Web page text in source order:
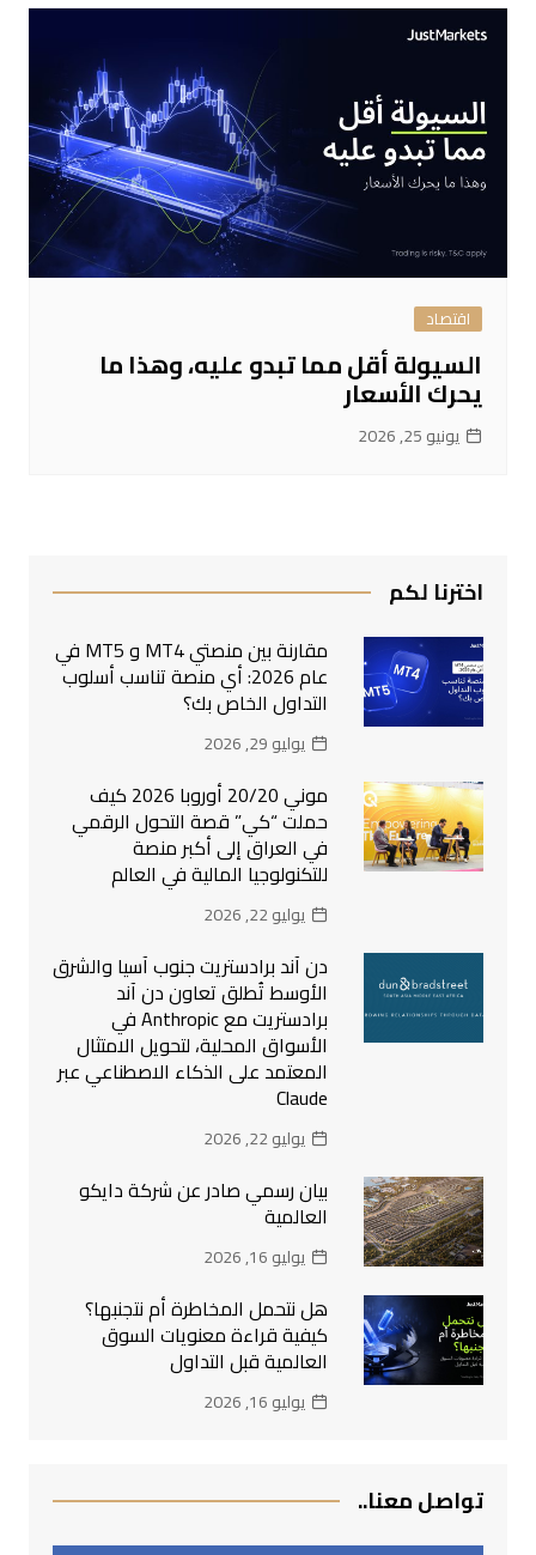
اقتصاد
السيولة أقل مما تبدو عليه، وهذا ما
يحرك الأسعار
يونيو 25, 2026
اخترنا لكم
مقارنة بين منصتي MT4 و MT5 في
عام 2026: أي منصة تناسب أسلوب
التداول الخاص بك؟
يوليو 29, 2026
موني 20/20 أوروبا 2026 كيف
حملت “كي” قصة التحول الرقمي
في العراق إلى أكبر منصة
للتكنولوجيا المالية في العالم
يوليو 22, 2026
دن آند برادستريت جنوب آسيا والشرق
الأوسط تُطلق تعاون دن آند
برادستريت مع Anthropic في
الأسواق المحلية، لتحويل الامتثال
المعتمد على الذكاء الاصطناعي عبر
Claude
يوليو 22, 2026
بيان رسمي صادر عن شركة دايكو
العالمية
يوليو 16, 2026
هل نتحمل المخاطرة أم نتجنبها؟
كيفية قراءة معنويات السوق
العالمية قبل التداول
يوليو 16, 2026
تواصل معنا..